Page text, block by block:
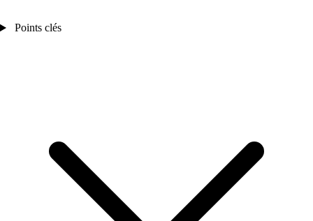
Points clés